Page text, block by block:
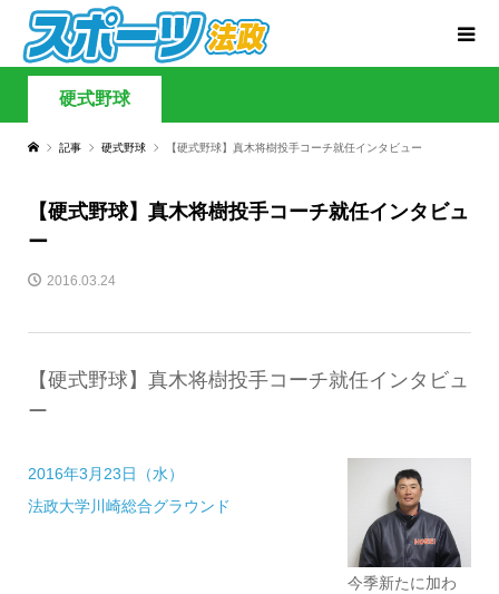
硬式野球
記事 硬式野球 【硬式野球】真木将樹投手コーチ就任インタビュー
【硬式野球】真木将樹投手コーチ就任インタビュ
ー
2016.03.24
【硬式野球】真木将樹投手コーチ就任インタビュ
ー
2016年3月23日（水）
法政大学川崎総合グラウンド
今季新たに加わ